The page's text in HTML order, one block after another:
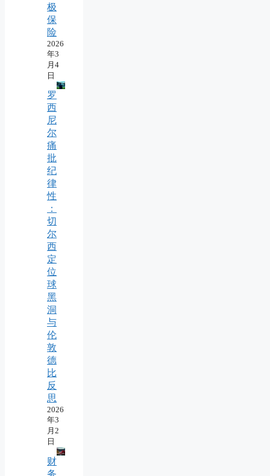
极
保
险
2026
年3
月4
日
罗
西
尼
尔
痛
批
纪
律
性
：
切
尔
西
定
位
球
黑
洞
与
伦
敦
德
比
反
思
2026
年3
月2
日
财
务